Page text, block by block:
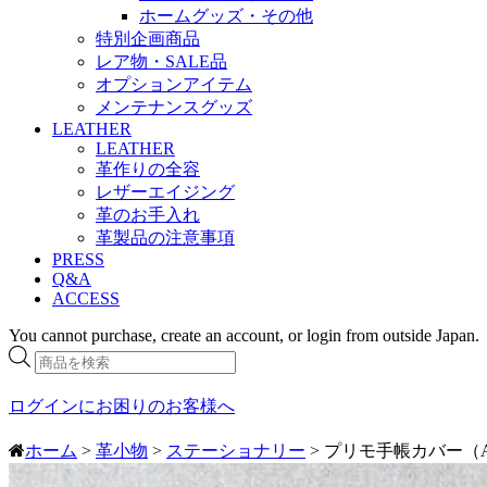
ホームグッズ・その他
特別企画商品
レア物・SALE品
オプションアイテム
メンテナンスグッズ
LEATHER
LEATHER
革作りの全容
レザーエイジング
革のお手入れ
革製品の注意事項
PRESS
Q&A
ACCESS
You cannot purchase, create an account, or login from outside Japan.
商
品
検
ログインにお困りのお客様へ
ホーム > 革小物 > ステーショナリー > プリモ手帳カバー（